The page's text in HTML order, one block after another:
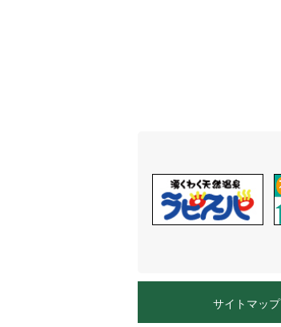
サイトマップ